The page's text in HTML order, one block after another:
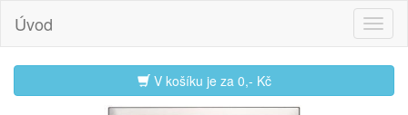
Úvod
V košíku je za 0,- Kč